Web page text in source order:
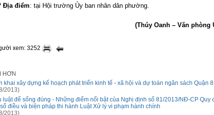
Địa điểm: tại Hội trường Ủy ban nhân dân phường.
(Thúy Oanh – Văn phòng
xem: 3252
HƠN
khai xây dựng kế hoạch phát triển kinh tế - xã hội và dự toán ngân sách Quận
2013)
luật để sống đúng - Những điểm nổi bật của Nghị định số 81/2013/NĐ-CP Quy
điều và biện pháp thi hành Luật Xử lý vi phạm hành chính
2013)